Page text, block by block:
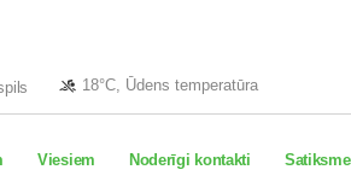
18°C, Ūdens temperatūra
Viesiem Noderīgi kontakti